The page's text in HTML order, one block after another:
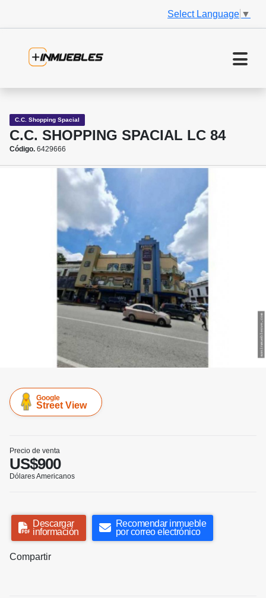
Select Language ▼
C.C. Shopping Spacial
C.C. SHOPPING SPACIAL LC 84
Código. 6429666
Google
Street View
Precio de venta
US$900
Dólares Americanos
Descargar
información
Recomendar inmueble
por correo electrónico
Compartir